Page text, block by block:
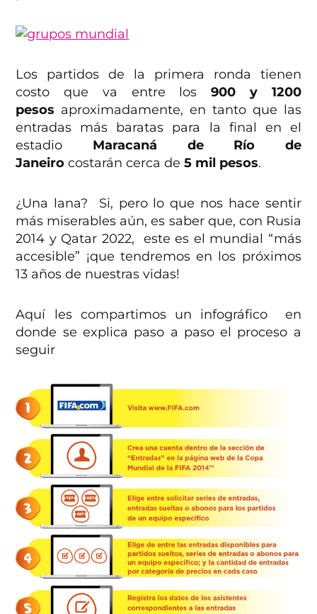
Los partidos de la primera ronda tienen
costo que va entre los900 y 1200
pesos aproximadamente, en tanto que las
entradas más baratas para la final en el
estadio Maracaná de Río de
Janeiro costarán cerca de5 mil pesos.
¿Una lana? Si, pero lo que nos hace sentir
más miserables aún, es saber que, con Rusia
2014 y Qatar 2022, este es el mundial “más
accesible” ¡que tendremos en los próximos
13 años de nuestras vidas!
Aquí les compartimos un infográfico en
donde se explica paso a paso el proceso a
seguir